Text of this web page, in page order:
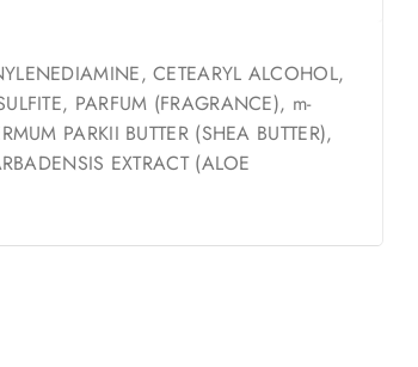
CETEARYL ALCOHOL,
PARFUM (FRAGRANCE), m-
PARKII BUTTER (SHEA BUTTER),
EXTRACT (ALOE